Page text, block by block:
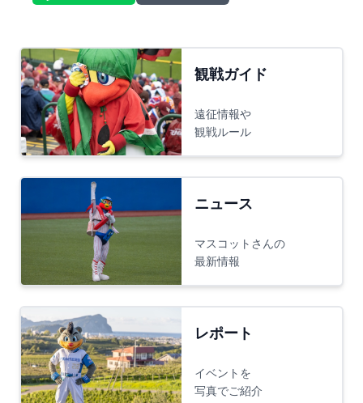
観戦ガイド
遠征情報や
観戦ルール
ニュース
マスコットさんの
最新情報
レポート
イベントを
写真でご紹介